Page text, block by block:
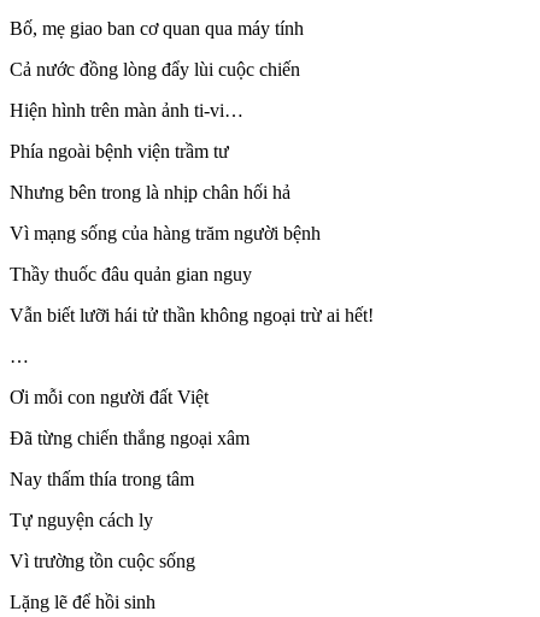
Bố, mẹ giao ban cơ quan qua máy tính
Cả nước đồng lòng đẩy lùi cuộc chiến
Hiện hình trên màn ảnh ti-vi…
Phía ngoài bệnh viện trầm tư
Nhưng bên trong là nhịp chân hối hả
Vì mạng sống của hàng trăm người bệnh
Thầy thuốc đâu quản gian nguy
Vẫn biết lưỡi hái tử thần không ngoại trừ ai hết!
…
Ơi mỗi con người đất Việt
Đã từng chiến thắng ngoại xâm
Nay thấm thía trong tâm
Tự nguyện cách ly
Vì trường tồn cuộc sống
Lặng lẽ để hồi sinh